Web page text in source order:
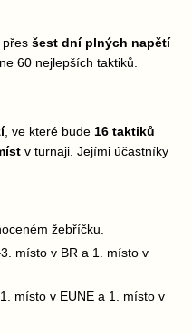
přes šest dní plných napětí
60 nejlepších taktiků.
, ve které bude 16 taktiků
v turnaji. Jejími účastníky
žebříčku.
místo v BR a 1. místo v
místo v EUNE a 1. místo v